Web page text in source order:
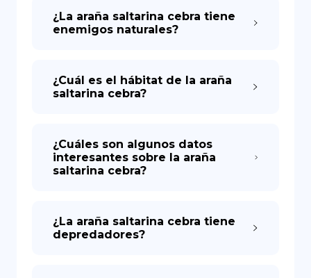
¿La araña saltarina cebra tiene
enemigos naturales?
¿Cuál es el hábitat de la araña
saltarina cebra?
¿Cuáles son algunos datos
interesantes sobre la araña
saltarina cebra?
¿La araña saltarina cebra tiene
depredadores?